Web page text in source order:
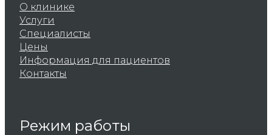
О клинике
Услуги
Специалисты
Цены
Информация для пациентов
Контакты
Режим работы